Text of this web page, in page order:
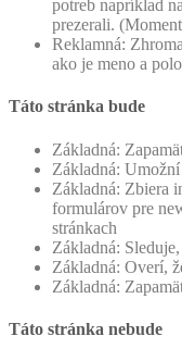
potreb napríklad
prezerali.
Reklamná:
ako je meno a
Táto stránka bude
Základná:
Základná:
Základná: Zbiera
formulárov pre
stránkach
Základná:
Základná: Overí,
Základná:
Táto stránka nebude